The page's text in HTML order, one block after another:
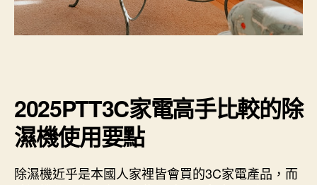
2025PTT3C家電高手比較的除
濕機使用要點
除濕機近乎是本國人家裡皆會買的3C家電產品，而